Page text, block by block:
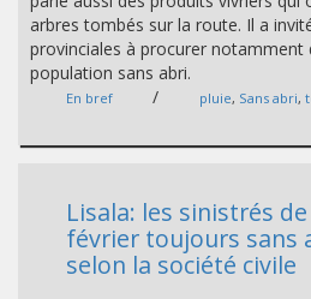
arbres tombés sur la route. Il a
provinciales à procurer notamment
population sans abri.
En bref / pluie, Sans abri,
Lisala: les sinistrés
février toujours sans
selon la société civile